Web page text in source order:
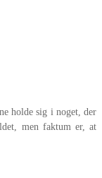
holde sig i noget, der
men faktum er, at